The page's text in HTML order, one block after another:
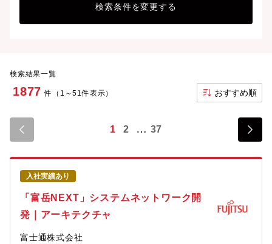
検索条件を変更する
検索結果一覧
1877 件（1～51件表示） おすすめ順
1 2 37
入社実績あり
「富岳NEXT」システムネットワーク開
発｜アーキテクチャ
富士通株式会社